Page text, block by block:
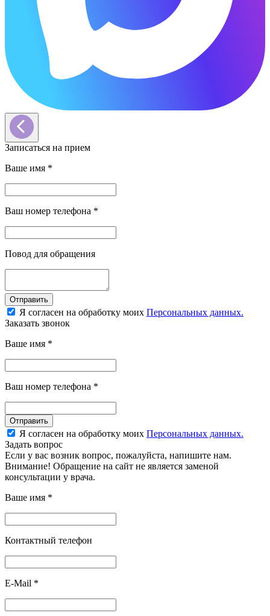
Записаться на прием
Ваше имя *
Ваш номер телефона *
Повод для обращения
Отправить
Я согласен на обработку моих Персональных данных.
Заказать звонок
Ваше имя *
Ваш номер телефона *
Отправить
Я согласен на обработку моих Персональных данных.
Задать вопрос
Если у вас возник вопрос, пожалуйста, напишите нам.
Внимание! Обращение на сайт не является заменой
консультации у врача.
Ваше имя *
Контактный телефон
E-Mail *